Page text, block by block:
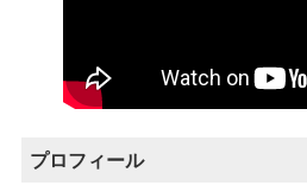
プロフィール